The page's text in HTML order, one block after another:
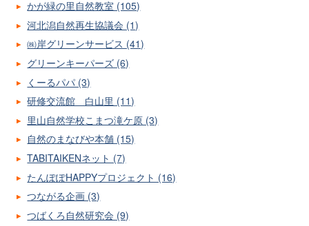
かが緑の里自然教室 (105)
河北潟自然再生協議会 (1)
㈱岸グリーンサービス (41)
グリーンキーパーズ (6)
くーるパパ (3)
研修交流館 白山里 (11)
里山自然学校こまつ滝ケ原 (3)
自然のまなびや本舗 (15)
TABITAIKENネット (7)
たんぽぽHAPPYプロジェクト (16)
つながる企画 (3)
つばくろ自然研究会 (9)